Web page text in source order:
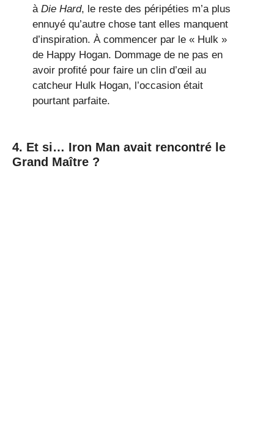
à Die Hard, le reste des péripéties m’a plus
ennuyé qu’autre chose tant elles manquent
d’inspiration. À commencer par le « Hulk »
de Happy Hogan. Dommage de ne pas en
avoir profité pour faire un clin d’œil au
catcheur Hulk Hogan, l’occasion était
pourtant parfaite.
4. Et si… Iron Man avait rencontré le
Grand Maître ?